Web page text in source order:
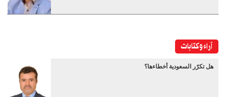
آراء وكتابات
هل تكرّر السعودية أخطاءها؟